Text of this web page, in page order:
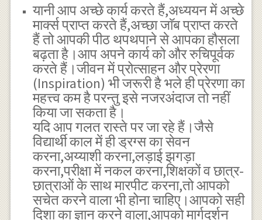
यानी आप अच्छे कार्य करते हैं,अध्ययन में अच्छे
मार्क्स प्राप्त करते हैं,अच्छा जाॅब प्राप्त करते
हैं तो आपकी पीठ थपथपाने से आपका हौसला
बढ़ता है।आप अपने कार्य को और रुचिपूर्वक
करते हैं।जीवन में प्रोत्साहन और प्रेरणा
(Inspiration) भी जरूरी है भले ही प्रेरणा का
महत्त्व कम है परन्तु इसे नजरअंदाज तो नहीं
किया जा सकता है।
यदि आप गलत रास्ते पर जा रहे हैं।जैसे
विद्यार्थी काल में ही ड्रग्स का सेवन
करना,अय्याशी करना,लड़ाई झगड़ा
करना,परीक्षा में नकल करना,शिक्षकों व छात्र-
छात्राओं के साथ मारपीट करना,तो आपको
सचेत करने वाला भी होना चाहिए।आपको सही
दिशा का ज्ञान करने वाला,आपको मार्गदर्शन